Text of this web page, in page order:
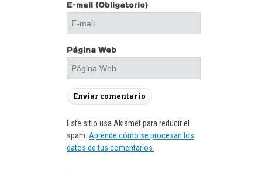
E-mail (Obligatorio)
Página Web
Este sitio usa Akismet para reducir el
spam. Aprende cómo se procesan los
datos de tus comentarios.